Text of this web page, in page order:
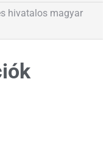
hivatalos magyar